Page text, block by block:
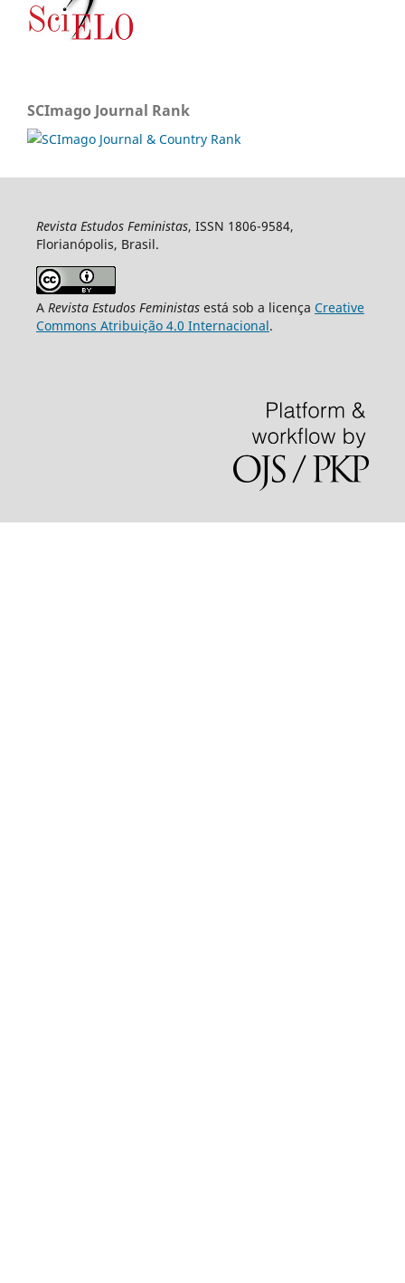
SCImago Journal Rank
Revista Estudos Feministas, ISSN 1806-9584,
Florianópolis, Brasil.
A Revista Estudos Feministasestá sob a licença Creative
Commons Atribuição 4.0 Internacional.